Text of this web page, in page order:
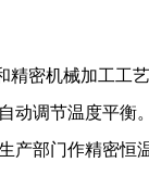
密机械加工工
动调节温度平衡
部门作精密恒